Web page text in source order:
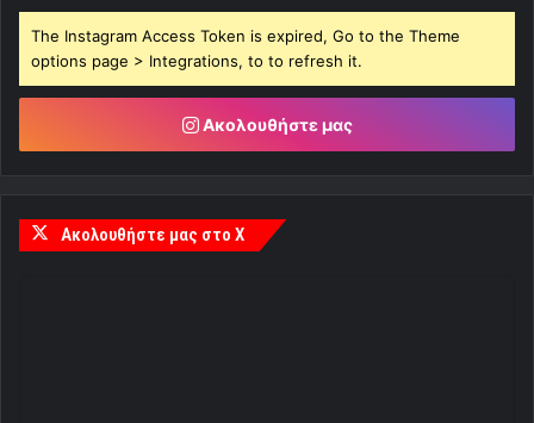
The Instagram Access Token is expired, Go to the Theme
options page > Integrations, to to refresh it.
Ακολουθήστε μας
Ακολουθήστε μας στο X